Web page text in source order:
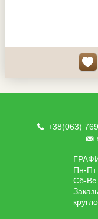
+38(063)
Пн-Пт
Сб-Вс